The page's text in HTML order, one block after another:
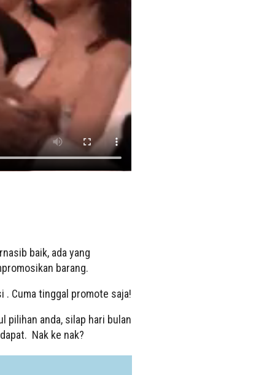
baik, ada yang
barang.
. Cuma tinggal promote saja!
pilihan anda, silap hari bulan
Nak ke nak?